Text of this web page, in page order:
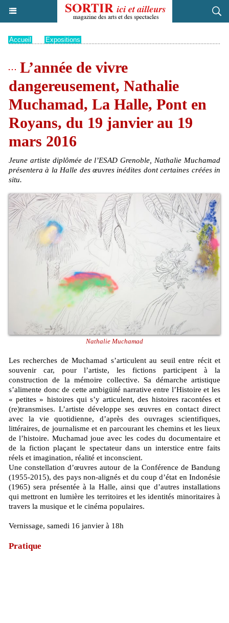
Accueil Expositions
L’année de vivre
dangereusement, Nathalie
Muchamad, La Halle, Pont en
Royans, du 19 janvier au 19
mars 2016
Jeune artiste diplômée de l’ESAD Grenoble, Nathalie Muchamad
présentera à la Halle des œuvres inédites dont certaines créées in
situ.
Nathalie Muchamad
Les recherches de Muchamad s’articulent au seuil entre récit et
souvenir car, pour l’artiste, les fictions participent à la
construction de la mémoire collective. Sa démarche artistique
s’alimente donc de cette ambigüité narrative entre l’Histoire et les
« petites » histoires qui s’y articulent, des histoires racontées et
(re)transmises. L’artiste développe ses œuvres en contact direct
avec la vie quotidienne, d’après des ouvrages scientifiques,
littéraires, de journalisme et en parcourant les chemins et les lieux
de l’histoire. Muchamad joue avec les codes du documentaire et
de la fiction plaçant le spectateur dans un interstice entre faits
réels et imagination, réalité et inconscient.
Une constellation d’œuvres autour de la Conférence de Bandung
(1955-2015), des pays non-alignés et du coup d’état en Indonésie
(1965) sera présentée à la Halle, ainsi que d’autres installations
qui mettront en lumière les territoires et les identités minoritaires à
travers la musique et le cinéma populaires.
Vernissage, samedi 16 janvier à 18h
Pratique